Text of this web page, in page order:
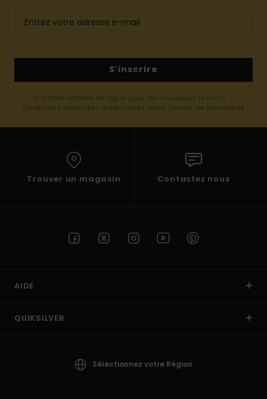
S'inscrire
(*) Offre valable en ligne pour les nouveaux inscrits -
Conditions détaillées disponibles dans l'email de bienvenue
Trouver un magasin Contactez nous
AIDE
QUIKSILVER
Sélectionnez votre Région